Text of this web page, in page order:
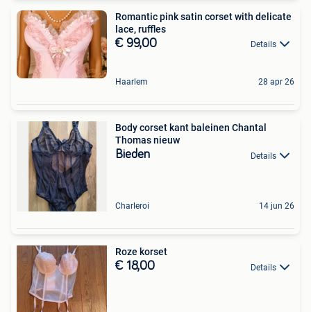
Romantic pink satin corset with delicate
lace, ruffles
€ 99,00 Details
Haarlem 28 apr 26
Body corset kant baleinen Chantal
Thomas nieuw
Bieden Details
Charleroi 14 jun 26
Roze korset
€ 18,00 Details